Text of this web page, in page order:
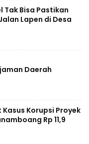
Tak Bisa Pastikan
Lapen di Desa
Daerah
Korupsi Proyek
Rp 11,9